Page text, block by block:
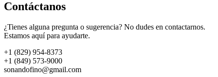
Contáctanos
¿Tienes alguna pregunta o sugerencia? No dudes en contactarnos.
Estamos aquí para ayudarte.
+1 (829) 954-8373
+1 (849) 573-9000
sonandofino@gmail.com